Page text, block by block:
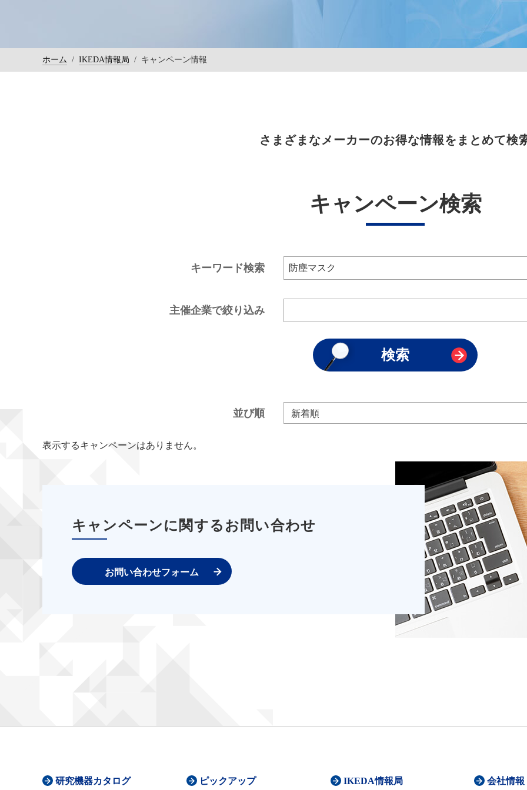
ホーム / IKEDA情報局 / キャンペーン情報
さまざまなメーカーのお得な情報をまとめて検
キャンペーン検索
キーワード検索
主催企業で絞り込み
並び順
表示するキャンペーンはありません。
キャンペーンに関するお問い合わせ
お問い合わせフォーム
研究機器カタログ ピックアップ IKEDA情報局 会社情報